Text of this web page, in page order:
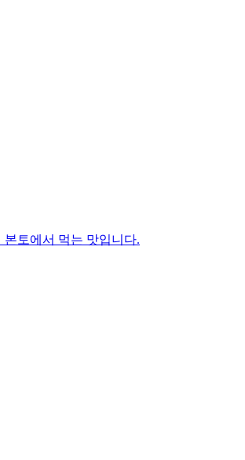
토에서 먹는 맛입니다.